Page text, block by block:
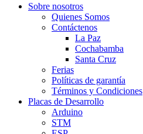
Sobre nosotros
Quienes Somos
Contáctenos
La Paz
Cochabamba
Santa Cruz
Ferias
Políticas de garantía
Términos y Condiciones
Placas de Desarrollo
Arduino
STM